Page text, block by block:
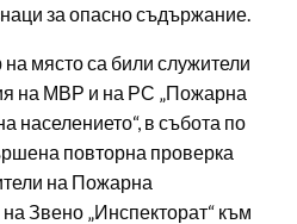
за опасно съдържание.
място са били служители
на МВР и на РС „Пожарна
населението“, в събота по
повторна проверка
на Пожарна
Звено „Инспекторат“ към